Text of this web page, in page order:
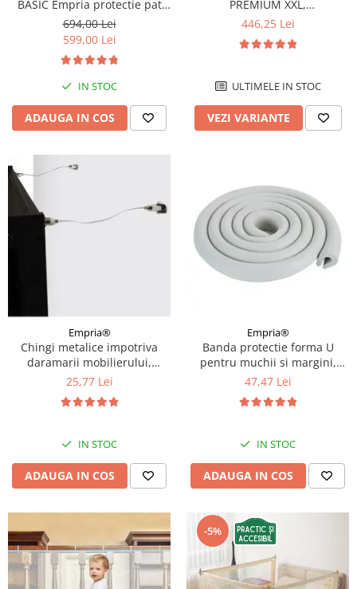
BASIC Empria protectie pat
140X200 cm + bara
stabilizatoare
694,00 Lei
599,00 Lei
IN STOC
ADAUGA IN COS
PREMIUM XXL,
interconectabila, reglabila si
pana la 97 cm, Diverse
446,25 Lei
ULTIMELE IN STOC
VEZI VARIANTE
Empria®
Chingi metalice impotriva
daramarii mobilierului,
sisteme de prindere in
Empria
25,77 Lei
IN STOC
ADAUGA IN COS
Empria®
Banda protectie forma U
pentru muchii si margini,
3.5x0.7x200 cm, Gri
47,47 Lei
IN STOC
ADAUGA IN COS
-5%